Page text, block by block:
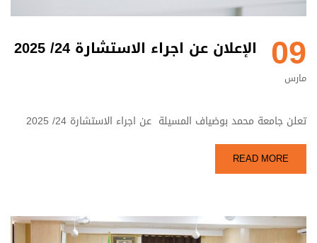
09
مارس
الإعلان عن اجراء الاستشارة 24/ 2025
تعلن جامعة محمد بوضياف المسيلة عن اجراء الاستشارة 24/ 2025
READ MORE